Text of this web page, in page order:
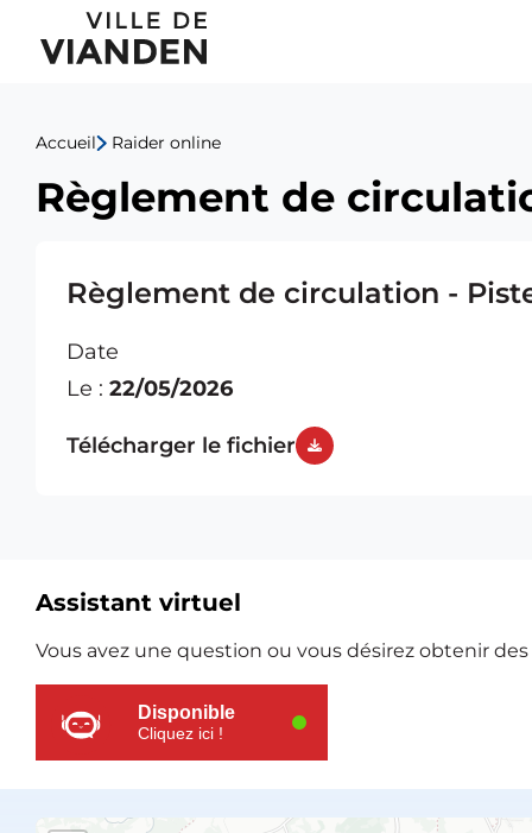
Règlement
de
circulation
Piste
cyclable
Menu
navigation
principal
Accueil Raider online
Règlement de
Règlement de circulation -
Date
Le : 22/05/2026
Télécharger le fichier
Ressources
supplémentaires
Assistant virtuel
Vous avez une question ou vous désirez obtenir
Disponible
Cliquez ici !